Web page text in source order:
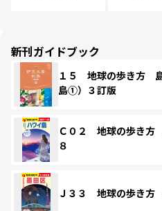
新刊ガイドブック
１５ 地球の歩き方
島①）３訂版
Ｃ０２ 地球の歩き方
８
Ｊ３３ 地球の歩き方